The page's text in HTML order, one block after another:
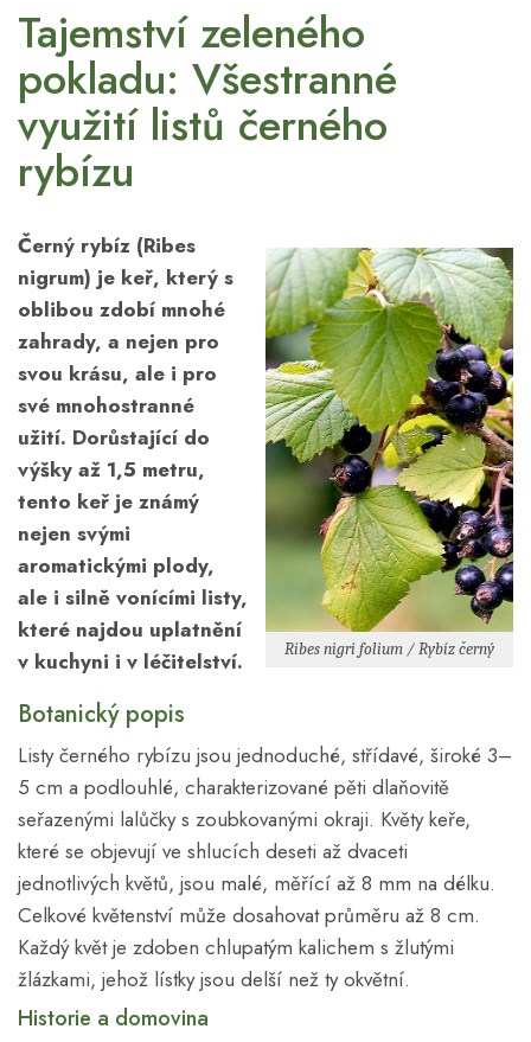
Tajemství zeleného
pokladu: Všestranné
využití listů černého
rybízu
Ribes nigri folium / Rybíz černý
Černý rybíz (Ribes
nigrum) je keř, který s
oblibou zdobí mnohé
zahrady, a nejen pro
svou krásu, ale i pro
své mnohostranné
užití. Dorůstající do
výšky až 1,5 metru,
tento keř je známý
nejen svými
aromatickými plody,
ale i silně vonícími listy,
které najdou uplatnění
v kuchyni i v léčitelství.
Botanický popis
Listy černého rybízu jsou jednoduché, střídavé, široké 3–
5 cm a podlouhlé, charakterizované pěti dlaňovitě
seřazenými lalůčky s zoubkovanými okraji. Květy keře,
které se objevují ve shlucích deseti až dvaceti
jednotlivých květů, jsou malé, měřící až 8 mm na délku.
Celkové květenství může dosahovat průměru až 8 cm.
Každý květ je zdoben chlupatým kalichem s žlutými
žlázkami, jehož lístky jsou delší než ty okvětní.
Historie a domovina